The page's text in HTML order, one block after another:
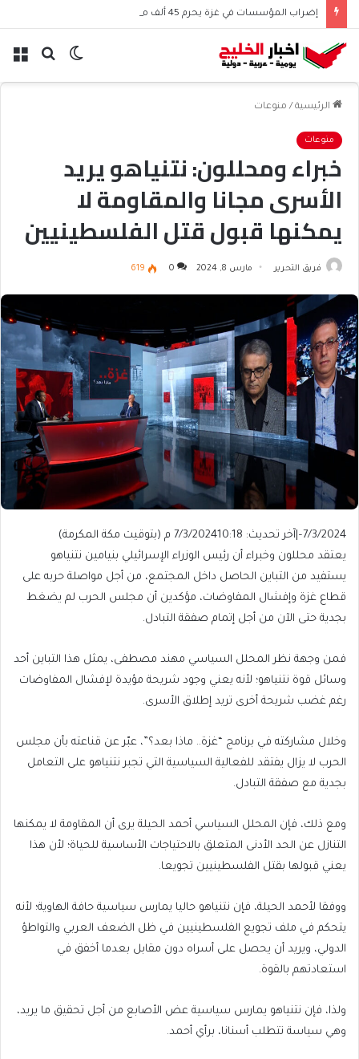
إضراب المؤسسات في غزة يحرم 45 ألف موظف من الرواتب
بحث الوضع
الرئيسية / منوعات
منوعات
خبراء ومحللون: نتنياهو يريد
الأسرى مجانا والمقاومة لا
يمكنها قبول قتل الفلسطينيين
تجويعا
فريق التحرير مارس 8, 2024 0
619
7/3/2024
– آخر تحديث: 7/3/2024 10:18 م (بتوقيت مكة المكرمة)
يعتقد محللون وخبراء أن رئيس الوزراء الإسرائيلي بنيامين نتنياهو
يستفيد من التباين الحاصل داخل المجتمع، من أجل مواصلة حربه على
قطاع غزة وإفشال المفاوضات، مؤكدين أن مجلس الحرب لم يضغط
بجدية حتى الآن من أجل إتمام صفقة التبادل.
فمن وجهة نظر المحلل السياسي مهند مصطفى، يمثل هذا التباين أحد
وسائل قوة نتنياهو؛ لأنه يعني وجود شريحة مؤيدة لإفشال المفاوضات
رغم غضب شريحة أخرى تريد إطلاق الأسرى.
وخلال مشاركته في برنامج “غزة.. ماذا بعد؟”، عبّر عن قناعته بأن مجلس
الحرب لا يزال يفتقد للفعالية السياسية التي تجبر نتنياهو على التعامل
بجدية مع صفقة التبادل.
ومع ذلك، فإن المحلل السياسي أحمد الحيلة يرى أن المقاومة لا يمكنها
التنازل عن الحد الأدنى المتعلق بالاحتياجات الأساسية للحياة؛ لأن هذا
يعني قبولها بقتل الفلسطينيين تجويعا.
ووفقا لأحمد الحيلة، فإن نتنياهو حاليا يمارس سياسية حافة الهاوية؛ لأنه
يتحكم في ملف تجويع الفلسطينيين في ظل الضعف العربي والتواطؤ
الدولي، ويريد أن يحصل على أسراه دون مقابل بعدما أخفق في
استعادتهم بالقوة.
ولذا، فإن نتنياهو يمارس سياسية عض الأصابع من أجل تحقيق ما يريد،
وهي سياسة تتطلب أسنانا، برأي أحمد.